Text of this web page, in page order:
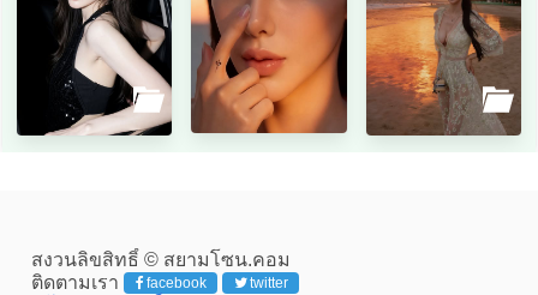
สงวนลิขสิทธิ์ © สยามโซน.คอม
ติดตามเรา
facebook twitter